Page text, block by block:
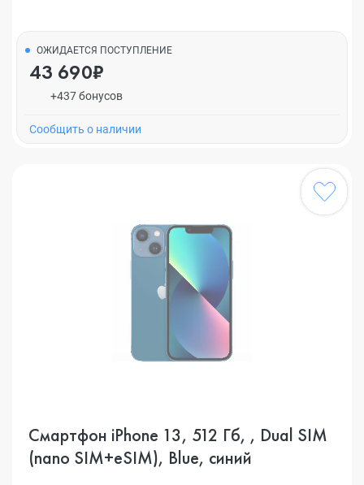
ОЖИДАЕТСЯ ПОСТУПЛЕНИЕ
43 690₽
+437 бонусов
Cообщить о наличии
Смартфон iPhone 13, 512 Гб, , Dual SIM
(nano SIM+eSIM), Blue, синий